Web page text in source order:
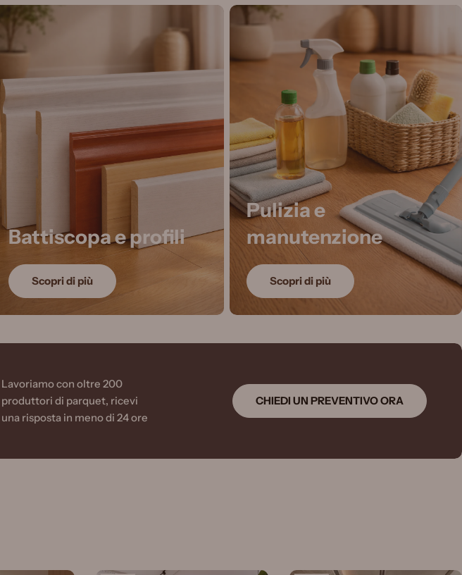
Battiscopa e profili
Scopri di più
Pulizia e
manutenzione
Scopri di più
Lavoriamo con oltre 200
produttori di parquet, ricevi
una risposta in meno di 24 ore
CHIEDI UN PREVENTIVO ORA